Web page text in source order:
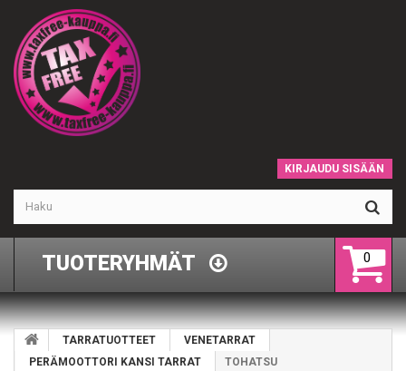
KIRJAUDU SISÄÄN
0
TUOTERYHMÄT
TARRATUOTTEET
VENETARRAT
PERÄMOOTTORI KANSI TARRAT
TOHATSU